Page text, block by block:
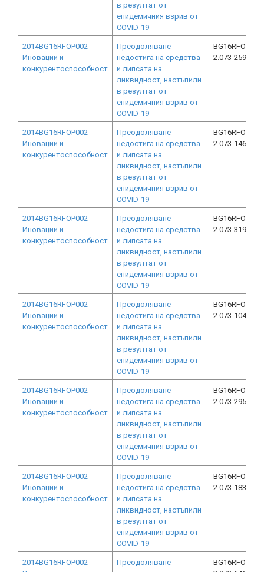
в резултат от
епидемичния взрив от
COVID-19
2014BG16RFOP002
Иновации и
конкурентоспособност
Преодоляване
недостига на средства
и липсата на
ликвидност, настъпили
в резултат от
епидемичния взрив от
COVID-19
BG16RFOP002-
2.073-2593-
2014BG16RFOP002
Иновации и
конкурентоспособност
Преодоляване
недостига на средства
и липсата на
ликвидност, настъпили
в резултат от
епидемичния взрив от
COVID-19
BG16RFOP002-
2.073-14659-
2014BG16RFOP002
Иновации и
конкурентоспособност
Преодоляване
недостига на средства
и липсата на
ликвидност, настъпили
в резултат от
епидемичния взрив от
COVID-19
BG16RFOP002-
2.073-3198-
2014BG16RFOP002
Иновации и
конкурентоспособност
Преодоляване
недостига на средства
и липсата на
ликвидност, настъпили
в резултат от
епидемичния взрив от
COVID-19
BG16RFOP002-
2.073-10459-
2014BG16RFOP002
Иновации и
конкурентоспособност
Преодоляване
недостига на средства
и липсата на
ликвидност, настъпили
в резултат от
епидемичния взрив от
COVID-19
BG16RFOP002-
2.073-2951-
2014BG16RFOP002
Иновации и
конкурентоспособност
Преодоляване
недостига на средства
и липсата на
ликвидност, настъпили
в резултат от
епидемичния взрив от
COVID-19
BG16RFOP002-
2.073-18394-
2014BG16RFOP002
Преодоляване
BG16RFOP002-